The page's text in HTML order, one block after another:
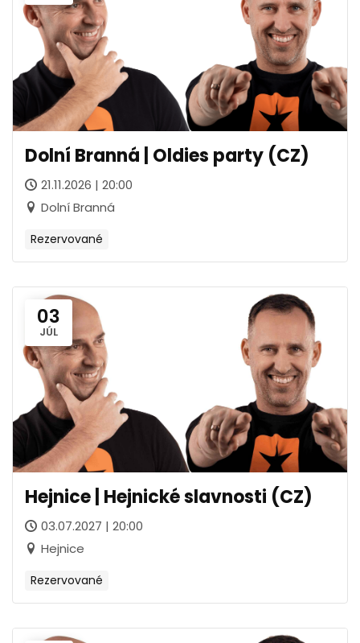
Dolní Branná | Oldies party (CZ)
21.11.2026 | 20:00
Dolní Branná
Rezervované
03
JÚL
Hejnice | Hejnické slavnosti (CZ)
03.07.2027 | 20:00
Hejnice
Rezervované